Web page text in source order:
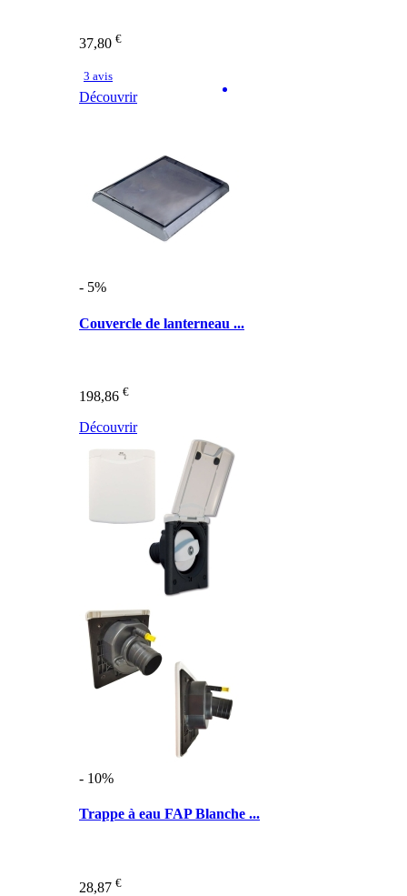
37,80 €
3 avis
Découvrir
- 5%
Couvercle de lanterneau ...
198,86 €
Découvrir
- 10%
Trappe à eau FAP Blanche ...
28,87 €